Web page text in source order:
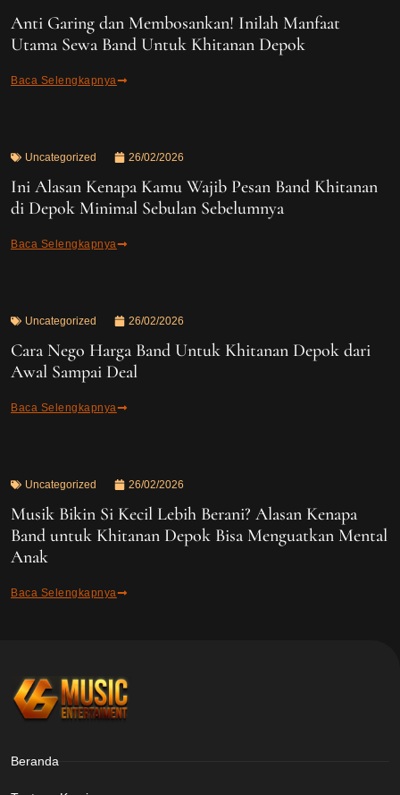
Anti Garing dan Membosankan! Inilah Manfaat
Utama Sewa Band Untuk Khitanan Depok
Baca Selengkapnya
Uncategorized 26/02/2026
Ini Alasan Kenapa Kamu Wajib Pesan Band Khitanan
di Depok Minimal Sebulan Sebelumnya
Baca Selengkapnya
Uncategorized 26/02/2026
Cara Nego Harga Band Untuk Khitanan Depok dari
Awal Sampai Deal
Baca Selengkapnya
Uncategorized 26/02/2026
Musik Bikin Si Kecil Lebih Berani? Alasan Kenapa
Band untuk Khitanan Depok Bisa Menguatkan Mental
Anak
Baca Selengkapnya
Beranda